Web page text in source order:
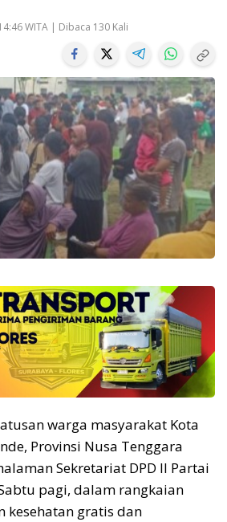
WITA | Dibaca 130 Kali
warga masyarakat Kota
Provinsi Nusa Tenggara
Sekretariat DPD II Partai
pagi, dalam rangkaian
kesehatan gratis dan